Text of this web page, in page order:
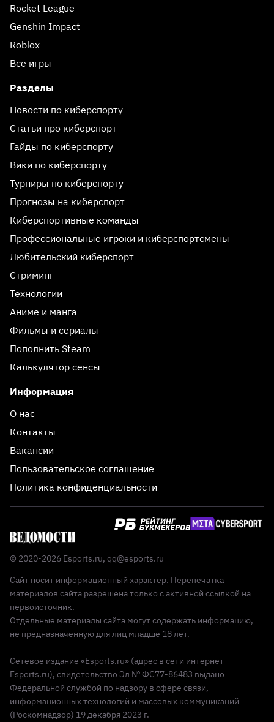
Rocket League
Genshin Impact
Roblox
Все игры
Разделы
Новости по киберспорту
Статьи про киберспорт
Гайды по киберспорту
Вики по киберспорту
Турниры по киберспорту
Прогнозы на киберспорт
Киберспортивные команды
Профессиональные игроки и киберспортсмены
Любительский киберспорт
Стриминг
Технологии
Аниме и манга
Фильмы и сериалы
Пополнить Steam
Калькулятор сенсы
Информация
О нас
Контакты
Вакансии
Пользовательское соглашение
Политика конфиденциальности
© 2020-2026 Esports.ru, qq@esports.ru
Сайт носит информационный характер. Перепечатка
материалов сайта разрешена только с активной ссылкой на
первоисточник.
Отдельные материалы сайта могут содержать информацию,
не предназначенную для лиц младше 18 лет.
Сетевое издание «Esports.ru» (адрес в сети интернет
Esports.ru), свидетельство Эл № ФС77-86483 выдано
Федеральной службой по надзору в сфере связи,
информационных технологий и массовых коммуникаций
(Роскомнадзор) 19 декабря 2023 г.